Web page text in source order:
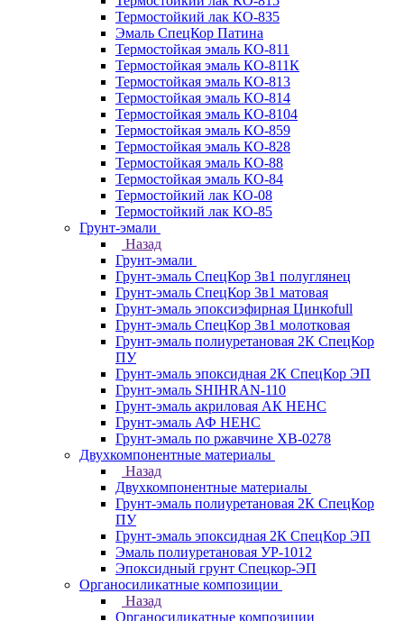
Термостойкий лак КО-835
Эмаль СпецКор Патина
Термостойкая эмаль КО-811
Термостойкая эмаль КО-811К
Термостойкая эмаль КО-813
Термостойкая эмаль КО-814
Термостойкая эмаль КО-8104
Термостойкая эмаль КО-859
Термостойкая эмаль КО-828
Термостойкая эмаль КО-88
Термостойкая эмаль КО-84
Термостойкий лак КО-08
Термостойкий лак КО-85
Грунт-эмали
Назад
Грунт-эмали
Грунт-эмаль СпецКор 3в1 полуглянец
Грунт-эмаль СпецКор 3в1 матовая
Грунт-эмаль эпоксиэфирная Цинкоfull
Грунт-эмаль СпецКор 3в1 молотковая
Грунт-эмаль полиуретановая 2К СпецКор
ПУ
Грунт-эмаль эпоксидная 2К СпецКор ЭП
Грунт-эмаль SHIHRAN-110
Грунт-эмаль акриловая АК НЕНС
Грунт-эмаль АФ НЕНС
Грунт-эмаль по ржавчине ХВ-0278
Двухкомпонентные материалы
Назад
Двухкомпонентные материалы
Грунт-эмаль полиуретановая 2К СпецКор
ПУ
Грунт-эмаль эпоксидная 2К СпецКор ЭП
Эмаль полиуретановая УР-1012
Эпоксидный грунт Спецкор-ЭП
Органосиликатные композиции
Назад
Органосиликатные композиции